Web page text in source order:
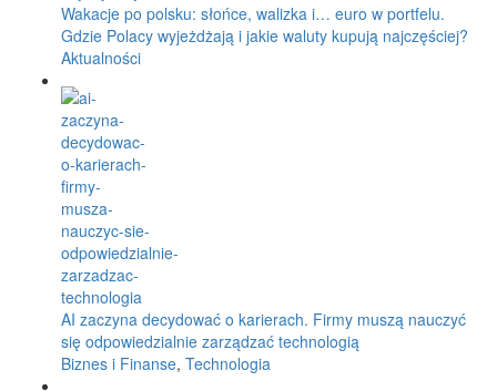
Wakacje po polsku: słońce, walizka i… euro w portfelu.
Gdzie Polacy wyjeżdżają i jakie waluty kupują najczęściej?
Aktualności
AI zaczyna decydować o karierach. Firmy muszą nauczyć
się odpowiedzialnie zarządzać technologią
Biznes i Finanse, Technologia